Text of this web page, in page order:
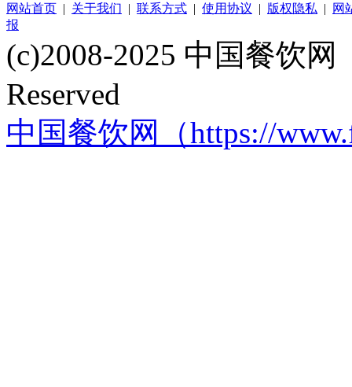
网站首页 | 关于我们 | 联系方式 | 使用协议 | 版权隐私 |
网
报
(c)2008-2025 中国餐饮
Reserved
中国餐饮网（https://